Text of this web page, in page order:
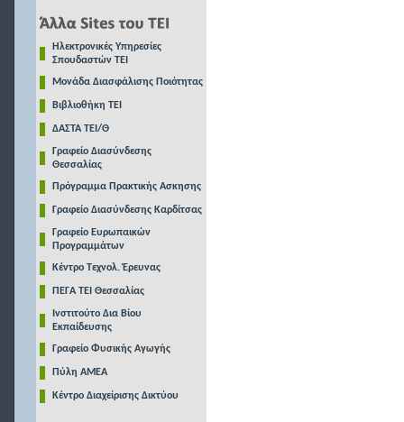
Ηλεκτρονικές Υπηρεσίες
Σπουδαστών ΤΕΙ
Μονάδα Διασφάλισης Ποιότητας
Βιβλιοθήκη ΤΕΙ
ΔΑΣΤΑ ΤΕΙ/Θ
Γραφείο Διασύνδεσης
Θεσσαλίας
Πρόγραμμα Πρακτικής Ασκησης
Γραφείο Διασύνδεσης Καρδίτσας
Γραφείο Ευρωπαικών
Προγραμμάτων
Κέντρο Τεχνολ. Έρευνας
ΠΕΓΑ ΤΕΙ Θεσσαλίας
Ινστιτούτο Δια Βίου
Εκπαίδευσης
Γραφείο Φυσικής Αγωγής
Πύλη ΑΜΕΑ
Κέντρο Διαχείρισης Δικτύου